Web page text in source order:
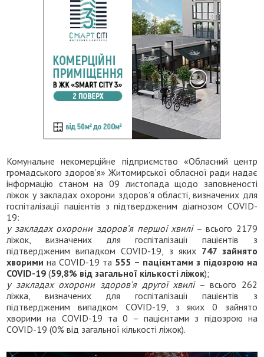
Комунальне некомерційне підприємство «Обласний центр
громадського здоров’я» Житомирської обласної ради надає
інформацію станом на 09 листопада щодо заповненості
ліжок у закладах охорони здоров’я області, визначених для
госпіталізації пацієнтів з підтвердженим діагнозом COVID-
19:
у закладах охорони здоров’я першої хвилі– всього 2179
ліжок, визначених для госпіталізації пацієнтів з
підтвердженим випадком COVID-19, з яких 747 зайнято
хворими на COVID-19 та 555 – пацієнтами з підозрою на
COVID-19(59,8% від загальної кількості ліжок);
у закладах охорони здоров’я другої хвилі– всього 262
ліжка, визначених для госпіталізації пацієнтів з
підтвердженим випадком COVID-19, з яких 0 зайнято
хворими на COVID-19 та 0 – пацієнтами з підозрою на
COVID-19 (0% від загальної кількості ліжок).